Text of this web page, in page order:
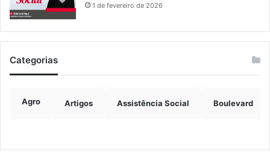
1 de fevereiro de 2026
Categorias
Agro Artigos Assistência Social Boulevard